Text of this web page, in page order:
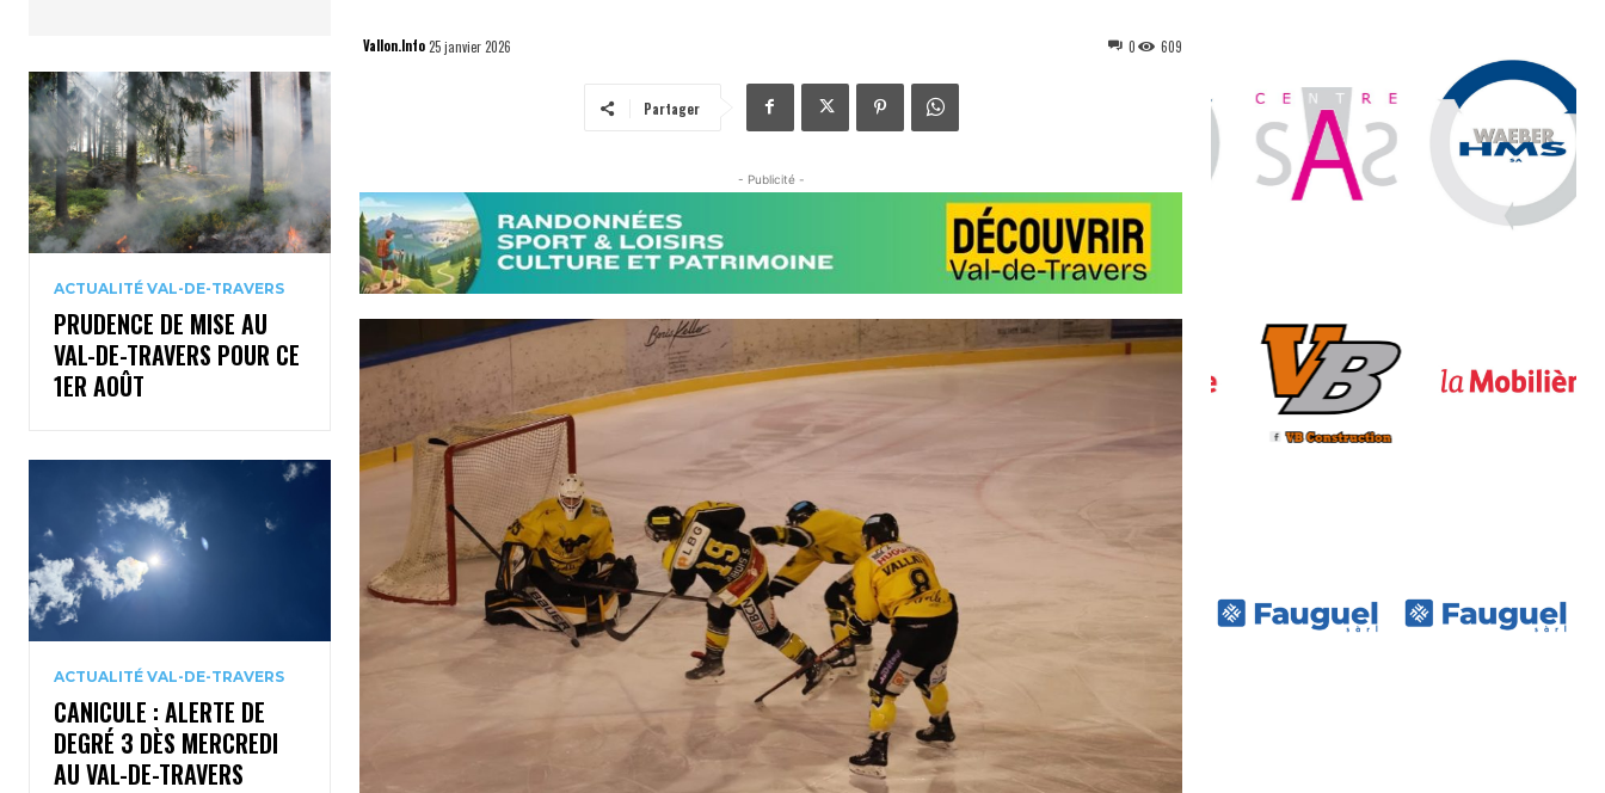
ACTUALITÉ VAL-DE-TRAVERS
PRUDENCE DE MISE AU
VAL-DE-TRAVERS POUR CE
1ER AOÛT
ACTUALITÉ VAL-DE-TRAVERS
CANICULE : ALERTE DE
DEGRÉ 3 DÈS MERCREDI
AU VAL-DE-TRAVERS
Vallon.Info25 janvier 2026 609
0
Partager
- Publicité -